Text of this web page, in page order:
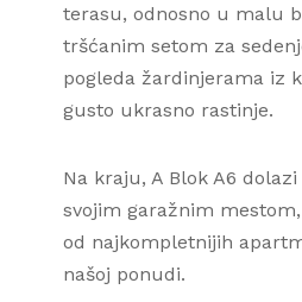
terasu, odnosno u malu
tršćanim setom za
pogleda žardinjerama iz
gusto ukrasno rastinje.
Na kraju, A Blok A6
svojim garažnim
od najkompletnijih
našoj ponudi.